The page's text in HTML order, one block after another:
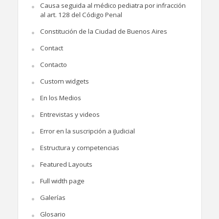
Causa seguida al médico pediatra por infracción
al art. 128 del Código Penal
Constitución de la Ciudad de Buenos Aires
Contact
Contacto
Custom widgets
En los Medios
Entrevistas y videos
Error en la suscripción a iJudicial
Estructura y competencias
Featured Layouts
Full width page
Galerías
Glosario